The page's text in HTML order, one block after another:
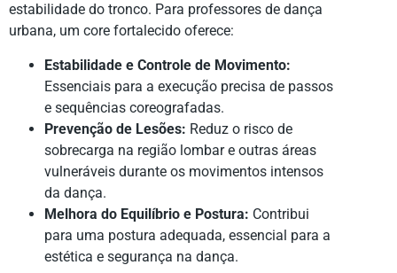
estabilidade do tronco. Para professores de dança
urbana, um core fortalecido oferece:
Estabilidade e Controle de Movimento:
Essenciais para a execução precisa de passos
e sequências coreografadas.
Prevenção de Lesões: Reduz o risco de
sobrecarga na região lombar e outras áreas
vulneráveis durante os movimentos intensos
da dança.
Melhora do Equilíbrio e Postura: Contribui
para uma postura adequada, essencial para a
estética e segurança na dança.